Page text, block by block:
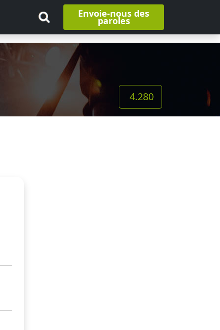
Envoie-nous des
paroles
4.280